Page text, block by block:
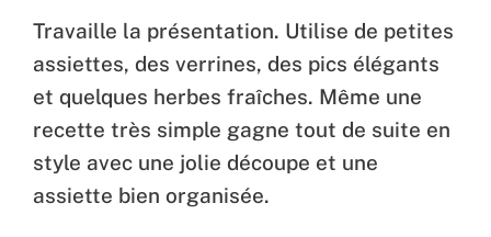
Travaille la présentation. Utilise de petites
assiettes, des verrines, des pics élégants
et quelques herbes fraîches. Même une
recette très simple gagne tout de suite en
style avec une jolie découpe et une
assiette bien organisée.